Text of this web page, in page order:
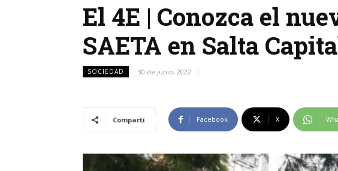
El 4E | Conozca el
SAETA en Salta
SOCIEDAD 30 de junio, 2022
Compartí Facebook X